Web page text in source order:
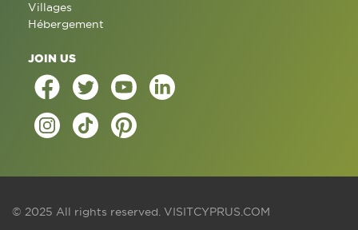
Villages
Hébergement
JOIN US
© 2025 All rights reserved. VISITCYPRUS.COM